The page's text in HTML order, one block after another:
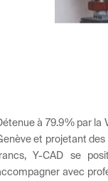
à 79.9% par la
et projetant
Y-CAD se
avec